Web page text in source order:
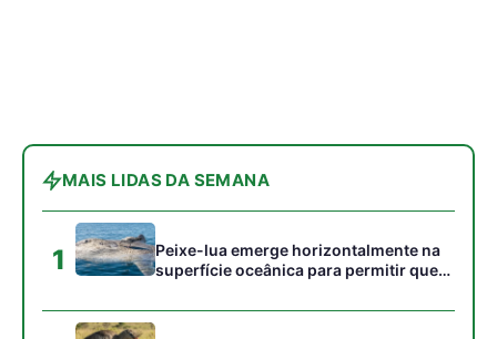
MAIS LIDAS DA SEMANA
1
Peixe-lua emerge horizontalmente na
superfície oceânica para permitir que
acumulados em sua pele